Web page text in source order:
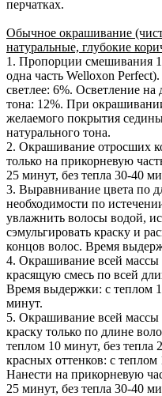
перчатках.
Обычное окрашивание
натуральные, глубокие
1. Пропорции смешивания
одна часть Welloxon
светлее: 6%. Осветление
тона: 12%. При
желаемого покрытия
натурального тона.
2. Окрашивание отросших
только на прикорневую
25 минут, без тепла 30-40
3. Выравнивание цвета по
необходимости по
увлажнить волосы водой,
сэмульгировать краску и
концов волос. Время
4. Окрашивание всей массы
красящую смесь по всей
Время выдержки: с теплом
минут.
5. Окрашивание всей массы
краску только по длине
теплом 10 минут, без
красных оттенков: с
Нанести на прикорневую
25 минут, без тепла 30-40